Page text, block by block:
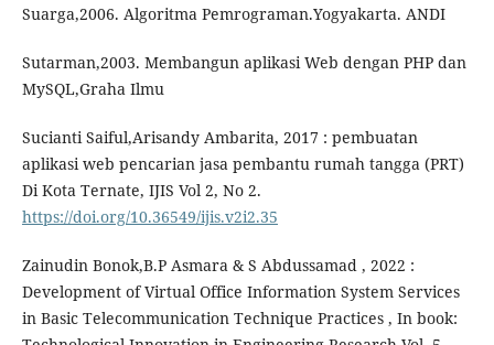
Suarga,2006. Algoritma Pemrograman.Yogyakarta. ANDI
Sutarman,2003. Membangun aplikasi Web dengan PHP dan
MySQL,Graha Ilmu
Sucianti Saiful,Arisandy Ambarita, 2017 : pembuatan
aplikasi web pencarian jasa pembantu rumah tangga (PRT)
Di Kota Ternate, IJIS Vol 2, No 2.
https://doi.org/10.36549/ijis.v2i2.35
Zainudin Bonok,B.P Asmara & S Abdussamad , 2022 :
Development of Virtual Office Information System Services
in Basic Telecommunication Technique Practices , In book: